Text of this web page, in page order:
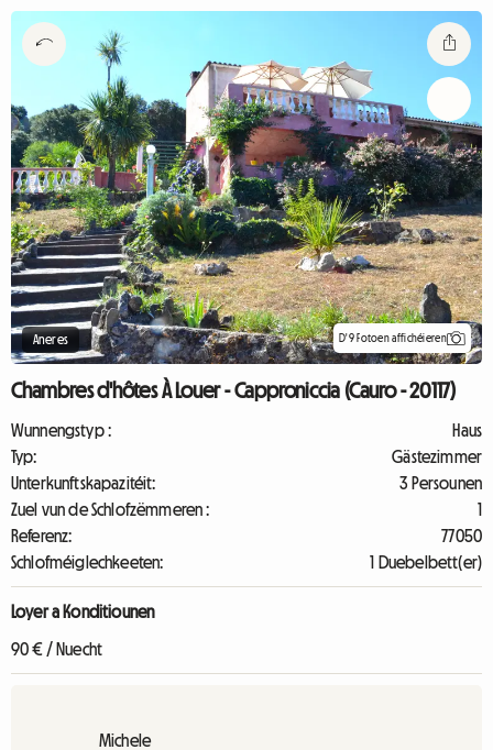
Aneres D'9 Fotoen affichéieren
Chambres d'hôtes À Louer - Capproniccia (Cauro - 20117)
Wunnengstyp :
Haus
Typ:
Gästezimmer
Unterkunftskapazitéit:
3 Persounen
Zuel vun de Schlofzëmmeren :
1
Referenz:
77050
Schlofméiglechkeeten:
1 Duebelbett(er)
Loyer a Konditiounen
90 € / Nuecht
Michele